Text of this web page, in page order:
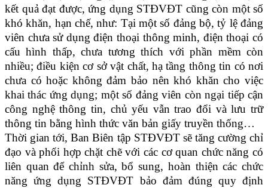
kết quả đạt được, ứng dụng STĐVĐT cũng còn một số
khó khăn, hạn chế, như: Tại một số đảng bộ, tỷ lệ đảng
viên chưa sử dụng điện thoại thông minh, điện thoại có
cấu hình thấp, chưa tương thích với phần mềm còn
nhiều; điều kiện cơ sở vật chất, hạ tầng thông tin có nơi
chưa có hoặc không đảm bảo nên khó khăn cho việc
khai thác ứng dụng; một số đảng viên còn ngại tiếp cận
công nghệ thông tin, chủ yếu vẫn trao đổi và lưu trữ
thông tin bằng hình thức văn bản giấy truyền thống…
Thời gian tới, Ban Biên tập STĐVĐT sẽ tăng cường chỉ
đạo và phối hợp chặt chẽ với các cơ quan chức năng có
liên quan để chỉnh sửa, bổ sung, hoàn thiện các chức
năng ứng dụng STĐVĐT bảo đảm đúng quy định